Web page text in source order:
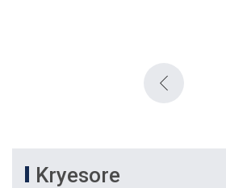
Kryesore